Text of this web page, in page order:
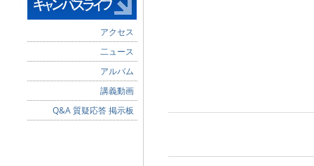
アクセス
二ュース
アルバム
講義動画
Q&A 質疑応答 掲示板